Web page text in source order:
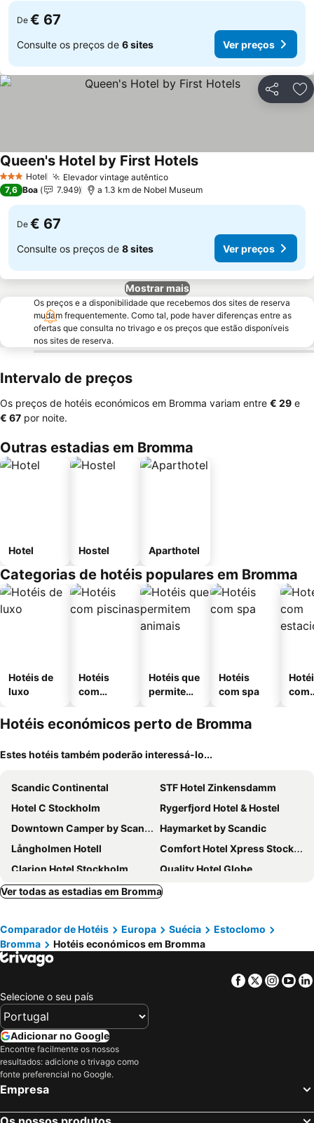
De € 67
Consulte os preços de 6 sites Ver preços
Partilhar
3 EstrelasHotel Elevador vintage autênticoVer preços
Queen's Hotel by First HotelsVer preços
7,6 Boa 7.949 a 1.3 km de Nobel Museum
De € 67
Consulte os preços de 8 sites Ver preços
Mostrar mais
Os preços e a disponibilidade que recebemos dos sites de reserva
mudam frequentemente. Como tal, pode haver diferenças entre as
ofertas que consulta no trivago e os preços que estão disponíveis
nos sites de reserva.
Intervalo de preços
Os preços de hotéis económicos em Bromma variam entre ‎€ 29 e
‎€ 67 por noite.
Outras estadias em Bromma
Hotel Hostel Aparthotel
Categorias de hotéis populares em Bromma
Hotéis de
luxo
Hotéis
com
Hotéis que
permitem
Hotéis
com spa
com
Hotéis económicos perto de Bromma
Estes hotéis também poderão interessá-lo...
Scandic Continental
STF Hotel Zinkensdamm
Hotel C Stockholm
Rygerfjord Hotel & Hostel
Downtown Camper by Scandic
Haymarket by Scandic
Långholmen Hotell
Comfort Hotel Xpress Stockholm Central
Clarion Hotel Stockholm
Quality Hotel Globe
Scandic No 53
Scandic Malmen
Rex Petit
Castle House Inn
Hotel Gio, BW Signature Collection
Hilton Stockholm Slussen
Radisson Blu Royal Viking Hotel, Stockholm
Thon Partner Hotel Kungsbron
Motel L Hammarby Sjöstad
Scandic Grand Central
Ariston Hotell
Elite Palace Hotel & Spa
AC Hotel Stockholm Ulriksdal
Scandic Go, Upplandsgatan 4
Mornington Hotel Stockholm City
Scandic Södra Kajen
Ver todas as estadias em Bromma
Comparador de Hotéis Europa Suécia
Estoclomo
Bromma
Hotéis económicos em Bromma
Facebook
Twitter
Selecione o seu país
Adicionar no Google
Encontre facilmente os nossos
resultados: adicione o trivago como
fonte preferencial no Google.
Empresa